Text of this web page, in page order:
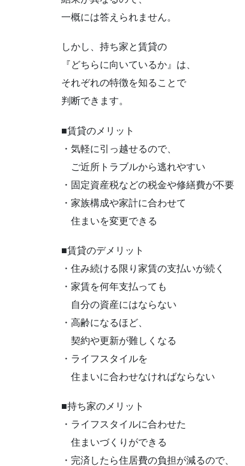
一概には答えられません。
しかし、持ち家と賃貸の
『どちらに向いているか』は、
それぞれの特徴を知ることで
判断できます。
■賃貸のメリット
・気軽に引っ越せるので、
ご近所トラブルから逃れやすい
・固定資産税などの税金や修繕費が不要
・家族構成や家計に合わせて
住まいを変更できる
■賃貸のデメリット
・住み続ける限り家賃の支払いが続く
・家賃を何年支払っても
自分の資産にはならない
・高齢になるほど、
契約や更新が難しくなる
・ライフスタイルを
住まいに合わせなければならない
■持ち家のメリット
・ライフスタイルに合わせた
住まいづくりができる
・完済したら住居費の負担が減るので、